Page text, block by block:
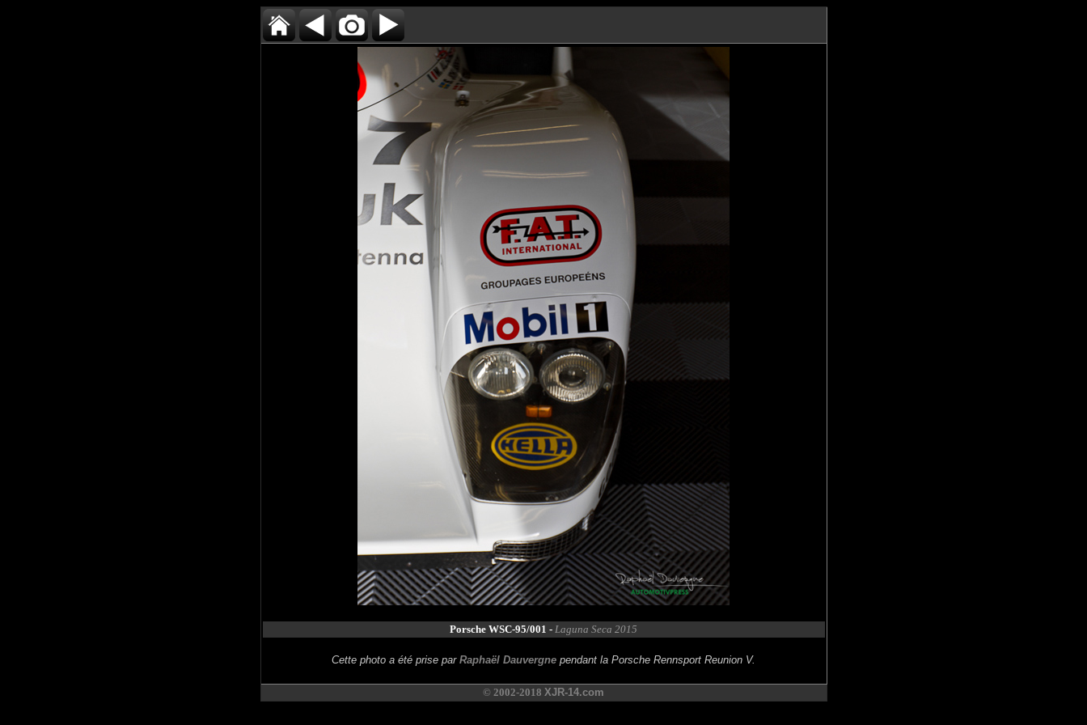
Porsche WSC-95/001 - Laguna Seca 2015
Cette photo a été prise par Raphaël Dauvergne pendant la Porsche Rennsport Reunion V.
© 2002-2018 XJR-14.com